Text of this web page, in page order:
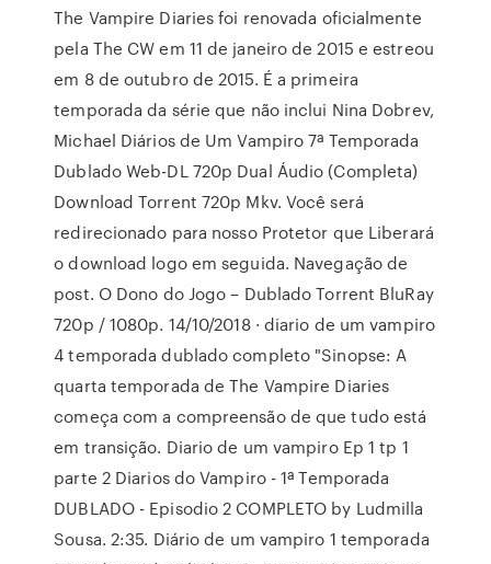
The Vampire Diaries foi renovada oficialmente
pela The CW em 11 de janeiro de 2015 e estreou
em 8 de outubro de 2015. É a primeira
temporada da série que não inclui Nina Dobrev,
Michael Diários de Um Vampiro 7ª Temporada
Dublado Web-DL 720p Dual Áudio (Completa)
Download Torrent 720p Mkv. Você será
redirecionado para nosso Protetor que Liberará
o download logo em seguida. Navegação de
post. O Dono do Jogo – Dublado Torrent BluRay
720p / 1080p. 14/10/2018 · diario de um vampiro
4 temporada dublado completo "Sinopse: A
quarta temporada de The Vampire Diaries
começa com a compreensão de que tudo está
em transição. Diario de um vampiro Ep 1 tp 1
parte 2 Diarios do Vampiro - 1ª Temporada
DUBLADO - Episodio 2 COMPLETO by Ludmilla
Sousa. 2:35. Diário de um vampiro 1 temporada